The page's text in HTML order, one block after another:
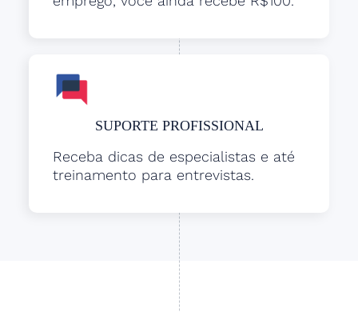
SUPORTE PROFISSIONAL
Receba dicas de especialistas e até
treinamento para entrevistas.